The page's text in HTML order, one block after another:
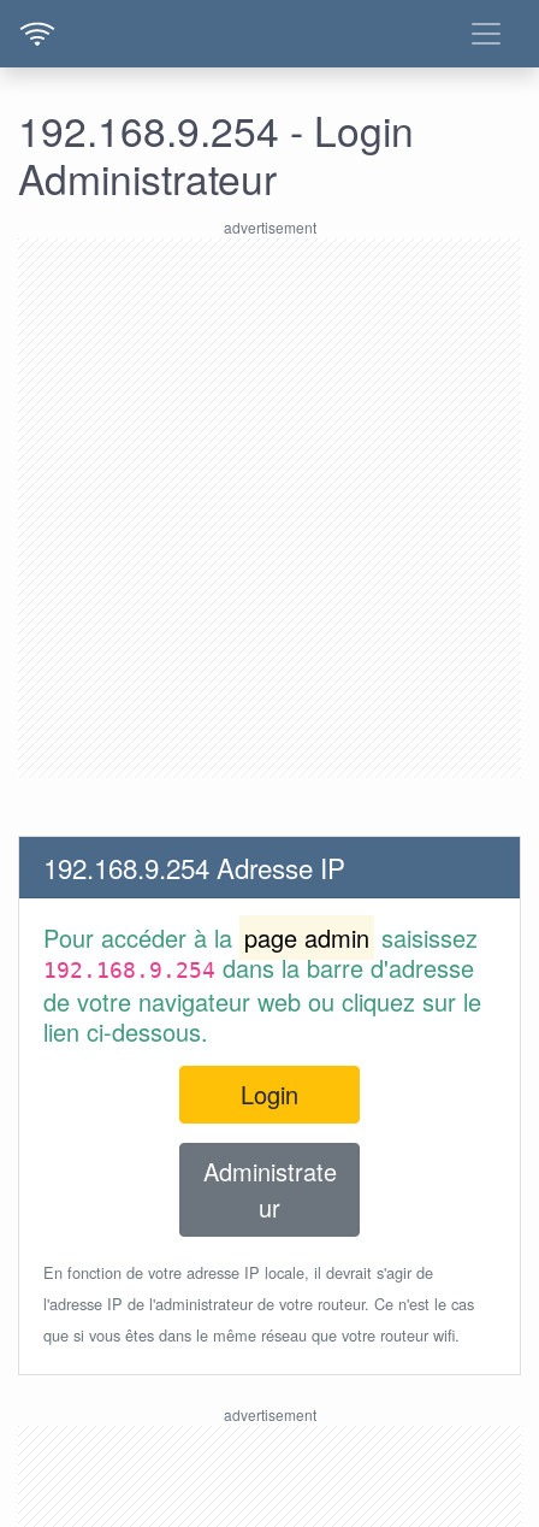
192.168.9.254 - Login
Administrateur
192.168.9.254 Adresse IP
Pour accéder à la page admin saisissez
192.168.9.254 dans la barre d'adresse
de votre navigateur web ou cliquez sur le
lien ci-dessous.
Login
Administrate
ur
En fonction de votre adresse IP locale, il devrait s'agir de
l'adresse IP de l'administrateur de votre routeur. Ce n'est le cas
que si vous êtes dans le même réseau que votre routeur wifi.